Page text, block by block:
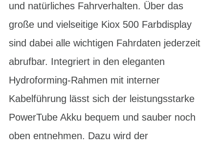
und natürliches Fahrverhalten. Über das
große und vielseitige Kiox 500 Farbdisplay
sind dabei alle wichtigen Fahrdaten jederzeit
abrufbar. Integriert in den eleganten
Hydroforming-Rahmen mit interner
Kabelführung lässt sich der leistungsstarke
PowerTube Akku bequem und sauber noch
oben entnehmen. Dazu wird der